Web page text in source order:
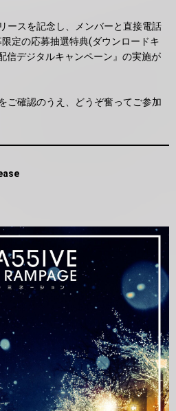
ースを記念し、メンバーと直接電話
定の応募抽選特典(ダウンロードキ
信デジタルキャンペーン』の実施が
ご確認のうえ、どうぞ奮ってご参加